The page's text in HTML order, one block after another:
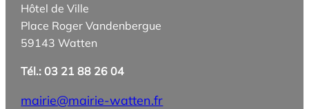
Hôtel de Ville
Place Roger Vandenbergue
59143 Watten
Tél.: 03 21 88 26 04
mairie@mairie-watten.fr